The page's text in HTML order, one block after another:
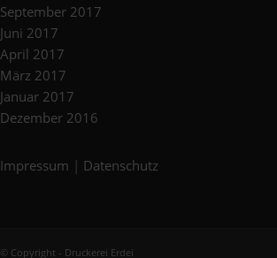
September 2017
Juni 2017
April 2017
März 2017
Januar 2017
Dezember 2016
Impressum | Datenschutz
© Copyright - Druckerei Erdei